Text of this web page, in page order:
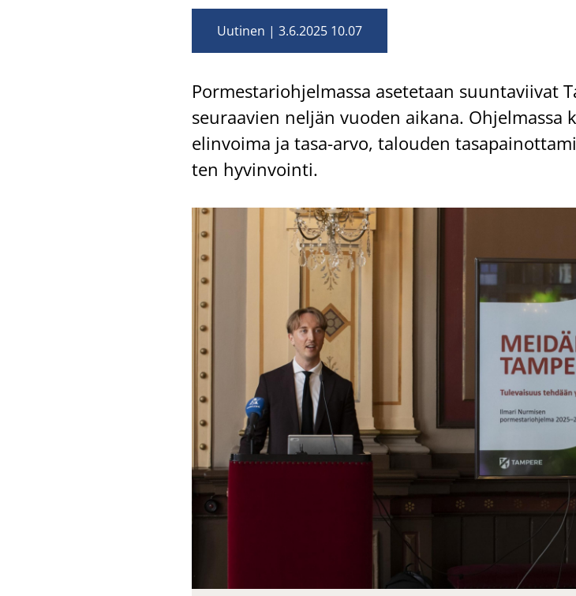
Uutinen 3.6.2025 10.07
Por­mes­ta­rioh­jel­mas­sa ase­te­taan suun­ta­vii­vat
seu­raa­vien nel­jän vuo­den ai­ka­na. Oh­jel­mas­sa
elin­voi­ma ja tasa-​arvo, ta­lou­den
ten hy­vin­voin­ti.